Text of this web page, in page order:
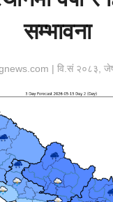
सम्भावना
| वि.सं २०८३,